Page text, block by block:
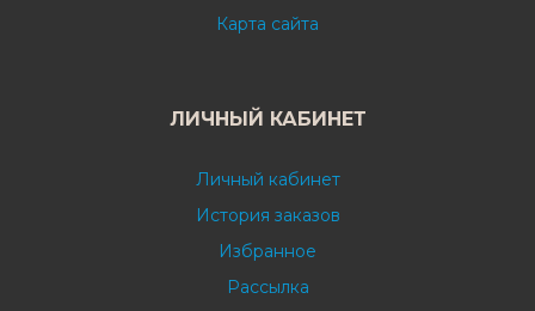
Карта сайта
ЛИЧНЫЙ КАБИНЕТ
Личный кабинет
История заказов
Избранное
Рассылка